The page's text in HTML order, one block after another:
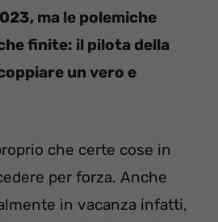
ma le polemiche
finite: il pilota della
un vero e
che certe cose in
per forza. Anche
in vacanza infatti,